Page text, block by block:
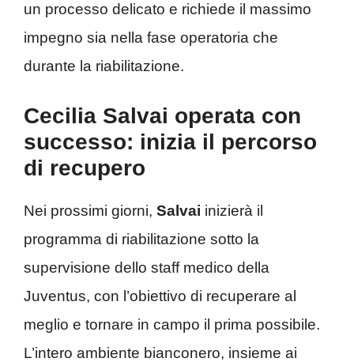
un processo delicato e richiede il massimo
impegno sia nella fase operatoria che
durante la riabilitazione.
Cecilia Salvai operata con
successo: inizia il percorso
di recupero
Nei prossimi giorni, Salvai inizierà il
programma di riabilitazione sotto la
supervisione dello staff medico della
Juventus, con l’obiettivo di recuperare al
meglio e tornare in campo il prima possibile.
L’intero ambiente bianconero, insieme ai